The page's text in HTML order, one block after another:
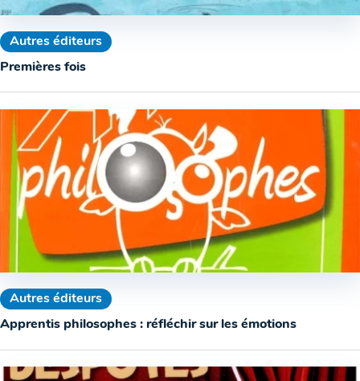
Autres éditeurs
Premières fois
Autres éditeurs
Apprentis philosophes : réfléchir sur les émotions